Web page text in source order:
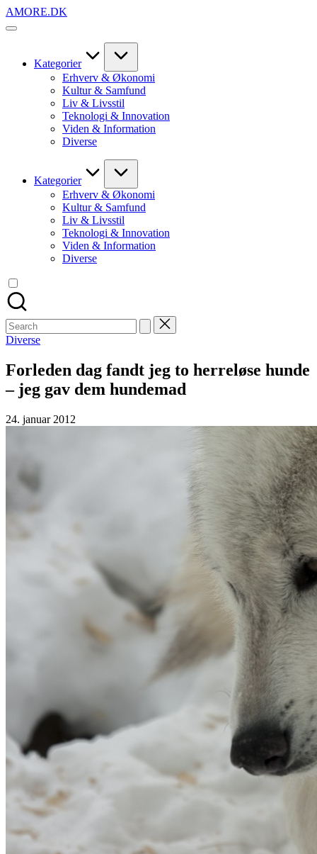
Skip
to
AMORE.DK
For
Kategorier
Erhverv & Økonomi
Kultur & Samfund
Liv & Livsstil
Teknologi & Innovation
Viden & Information
Diverse
Kategorier
Erhverv & Økonomi
Kultur & Samfund
Liv & Livsstil
Teknologi & Innovation
Viden & Information
Diverse
Search
for:
Posted
Diverse
Forleden dag fandt jeg to herreløse hunde
– jeg gav dem hundemad
24. januar 2012